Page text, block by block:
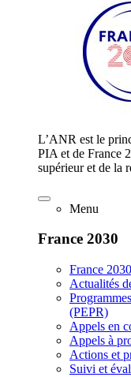
L’ANR est le
PIA et de France
supérieur et de la
Menu
France 2030
France 2030
Actualités
(PEPR)
Appels en
Appels à
Actions et
Suivi et